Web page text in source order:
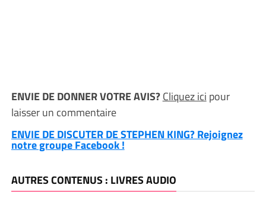
ENVIE DE DONNER VOTRE AVIS?Cliquez ici pour
laisser un commentaire
ENVIE DE DISCUTER DE STEPHEN KING? Rejoignez
notre groupe Facebook !
AUTRES CONTENUS : LIVRES AUDIO